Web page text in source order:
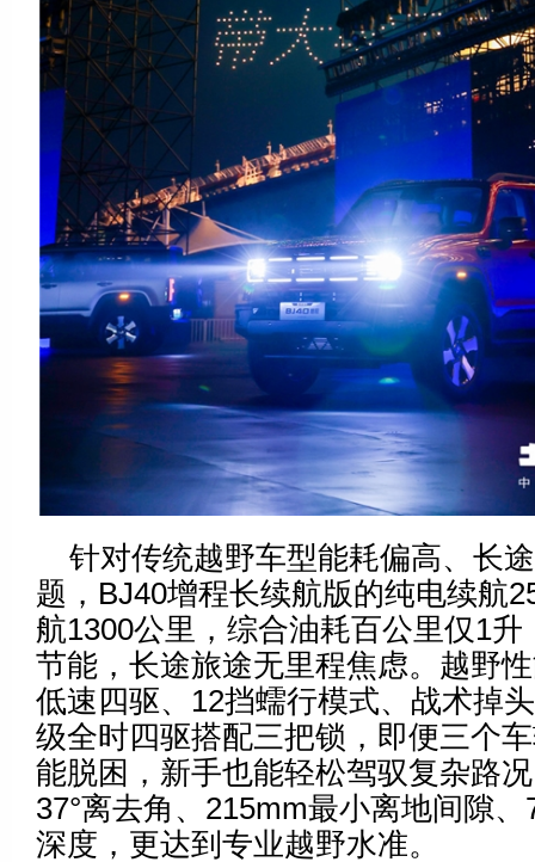
针对传统越野车型能耗偏高、长
题，BJ40增程长续航版的纯电续航
航1300公里，综合油耗百公里仅1
节能，长途旅途无里程焦虑。越野
低速四驱、12挡蠕行模式、战术掉
级全时四驱搭配三把锁，即便三个
能脱困，新手也能轻松驾驭复杂路
37°离去角、215mm最小离地间隙
深度，更达到专业越野水准。